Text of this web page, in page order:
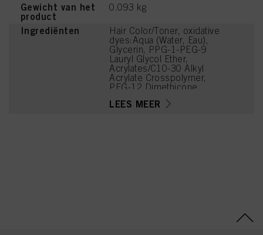
Gewicht van het
product
0.093 kg
Ingrediënten
Hair Color/Toner, oxidative
dyes:Aqua (Water, Eau),
Glycerin, PPG-1-PEG-9
Lauryl Glycol Ether,
Acrylates/C10-30 Alkyl
Acrylate Crosspolymer,
PEG-12 Dimethicone,
Phenoxyethanol, Sodium
LEES MEER